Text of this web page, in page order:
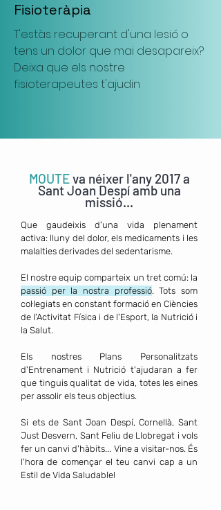
Fisioteràpia
T'estàs recuperant d'una lesió o
tens un dolor que mai desapareix?
Deixa que els nostre
fisioterapeutes t'ajudin
MOUTEva néixer l'any 2017 a
Sant Joan Despí amb una
missió...
Que gaudeixis d'una vida plenament
activa: lluny del dolor, els medicaments i les
malalties derivades del sedentarisme.
El nostreequip comparteix un tret comú: la
passió per la nostra professió. Tots som
col·legiats en constant formació en Ciències
de l'Activitat Física i de l'Esport, la Nutrició i
la Salut.
Els nostres Plans Personalitzats
d'Entrenament i Nutrició t'ajudaran a fer
que tinguis qualitat de vida, totes les eines
per assolir els teus objectius.
Si ets de Sant Joan Despí, Cornellà, Sant
Just Desvern, Sant Feliu de Llobregat i vols
fer un canvi d'hàbits... Vine a visitar-nos. És
l'hora de començar el teu canvi cap a un
Estil de Vida Saludable!